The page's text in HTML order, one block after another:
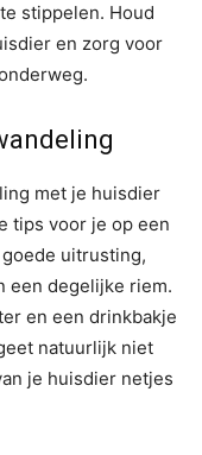
stippelen. Houd
en zorg voor
met je huisdier
tips voor je op een
uitrusting,
een degelijke riem.
en een drinkbakje
natuurlijk niet
je huisdier netjes